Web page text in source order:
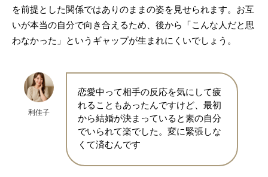
を前提とした関係ではありのままの姿を見せられます。お互
いが本当の自分で向き合えるため、後から「こんな人だと思
わなかった」というギャップが生まれにくいでしょう。
利佳子
恋愛中って相手の反応を気にして疲
れることもあったんですけど、最初
から結婚が決まっていると素の自分
でいられて楽でした。変に緊張しな
くて済むんです